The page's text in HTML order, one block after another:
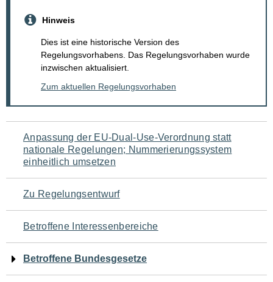
Hinweis
Dies ist eine historische Version des
Regelungsvorhabens. Das Regelungsvorhaben wurde
inzwischen aktualisiert.
Zum aktuellen Regelungsvorhaben
Navigation
für
den
Seiteninhalt
Anpassung der EU-Dual-Use-Verordnung statt
nationale Regelungen; Nummerierungssystem
einheitlich umsetzen
Zu Regelungsentwurf
Betroffene Interessenbereiche
Betroffene Bundesgesetze